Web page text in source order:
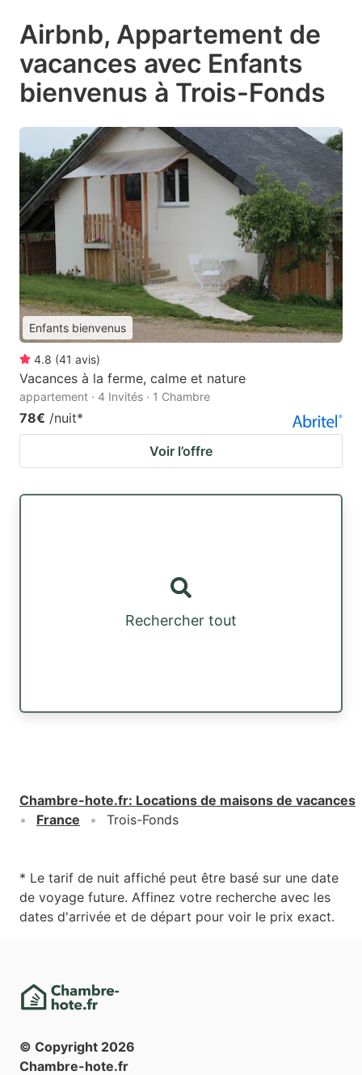
Airbnb, Appartement de
vacances avec Enfants
bienvenus à Trois-Fonds
Enfants bienvenus
4.8 (41 avis)
Vacances à la ferme, calme et nature
appartement · 4 Invités · 1 Chambre
78€ /nuit*
Voir l’offre
Rechercher tout
Chambre-hote.fr: Locations de maisons de vacances
France
Trois-Fonds
* Le tarif de nuit affiché peut être basé sur une date
de voyage future. Affinez votre recherche avec les
dates d'arrivée et de départ pour voir le prix exact.
© Copyright 2026
Chambre-hote.fr